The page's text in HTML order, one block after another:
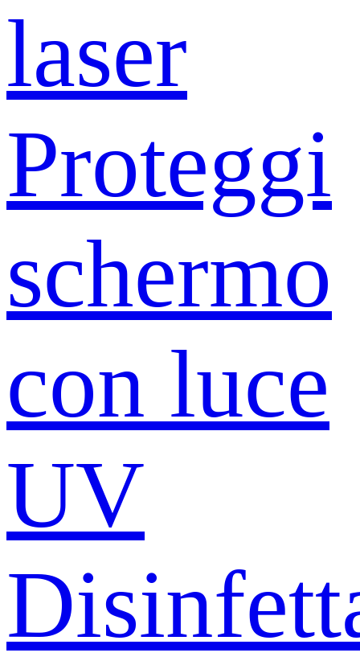
laser
Proteggi
schermo
con luce
UV